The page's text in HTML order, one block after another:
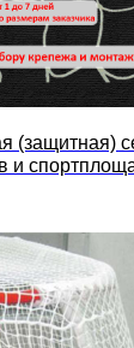
(защитная)
и